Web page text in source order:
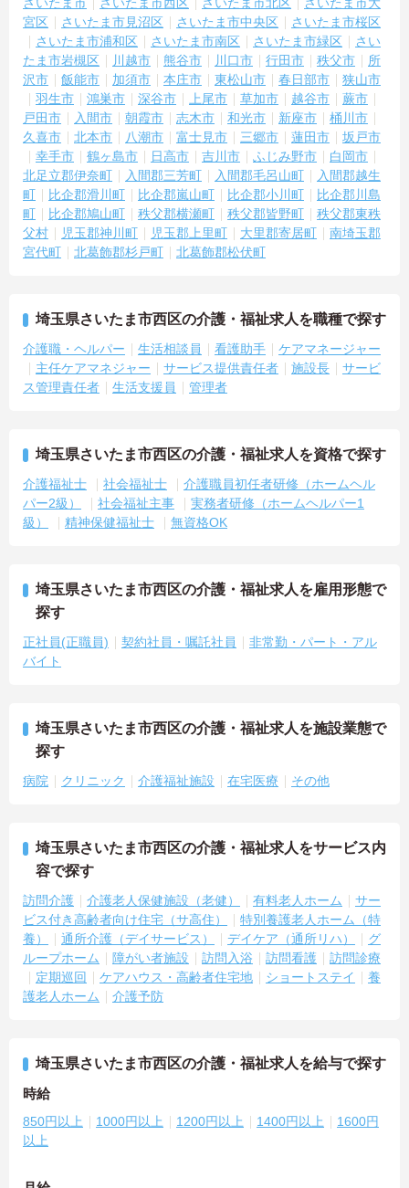
さいたま市 さいたま市西区 さいたま市北区
さいたま市大
宮区
さいたま市見沼区 さいたま市中央区
さいたま市桜区
さいたま市浦和区
さいたま市南区 さいたま市緑区
さい
たま市岩槻区
川越市 熊谷市 川口市 行田市 秩父市
所
沢市
飯能市 加須市 本庄市 東松山市 春日部市
狭山市
羽生市
鴻巣市 深谷市 上尾市 草加市 越谷市
蕨市
戸田市
入間市 朝霞市 志木市 和光市 新座市
桶川市
久喜市
北本市 八潮市 富士見市 三郷市 蓮田市
坂戸市
幸手市
鶴ヶ島市 日高市 吉川市 ふじみ野市
白岡市
北足立郡伊奈町
入間郡三芳町 入間郡毛呂山町
入間郡越生
町
比企郡滑川町 比企郡嵐山町 比企郡小川町
比企郡川島
町
比企郡鳩山町 秩父郡横瀬町 秩父郡皆野町
秩父郡東秩
父村
児玉郡神川町 児玉郡上里町 大里郡寄居町
南埼玉郡
宮代町
北葛飾郡杉戸町 北葛飾郡松伏町
埼玉県さいたま市西区の介護・福祉求人を職種で探す
介護職・ヘルパー 生活相談員 看護助手
ケアマネージャー
主任ケアマネジャー
サービス提供責任者 施設長
サービ
ス管理責任者
生活支援員 管理者
埼玉県さいたま市西区の介護・福祉求人を資格で探す
介護福祉士 社会福祉士
介護職員初任者研修（ホームヘル
パー2級）
社会福祉主事
実務者研修（ホームヘルパー1
級）
精神保健福祉士 無資格OK
埼玉県さいたま市西区の介護・福祉求人を雇用形態で
探す
正社員(正職員) 契約社員・嘱託社員
非常勤・パート・アル
バイト
埼玉県さいたま市西区の介護・福祉求人を施設業態で
探す
病院 クリニック 介護福祉施設 在宅医療 その他
埼玉県さいたま市西区の介護・福祉求人をサービス内
容で探す
訪問介護 介護老人保健施設（老健） 有料老人ホーム
サー
ビス付き高齢者向け住宅（サ高住）
特別養護老人ホーム（特
養）
通所介護（デイサービス） デイケア（通所リハ）
グ
ループホーム
障がい者施設 訪問入浴 訪問看護
訪問診療
定期巡回
ケアハウス・高齢者住宅地 ショートステイ
養
護老人ホーム
介護予防
埼玉県さいたま市西区の介護・福祉求人を給与で探す
時給
850円以上 1000円以上 1200円以上 1400円以上
1600円
以上